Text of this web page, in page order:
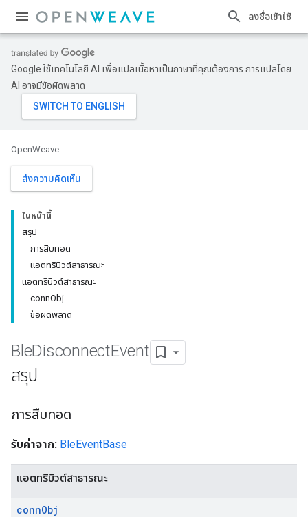
ลงชื่อเข้าใช้
Google ใช้เทคโนโลยี AI เพื่อแปลเนื้อหาเป็นภาษาที่คุณต้องการ การแปลโดย
AI อาจมีข้อผิดพลาด
OpenWeave
ส่งความคิดเห็น
ในหน้านี้
สรุป
การสืบทอด
แอตทริบิวต์สาธารณะ
แอตทริบิวต์สาธารณะ
connObj
ข้อผิดพลาด
BleDisconnectEvent
สรุป
การสืบทอด
รับค่าจาก: BleEventBase
แอตทริบิวต์สาธารณะ
connObj